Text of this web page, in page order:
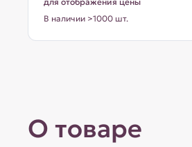
В наличии >1000 шт.
О товаре